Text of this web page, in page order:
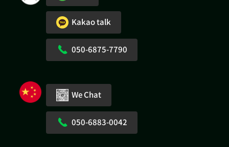
Kakao talk
050-6875-7790
We Chat
050-6883-0042